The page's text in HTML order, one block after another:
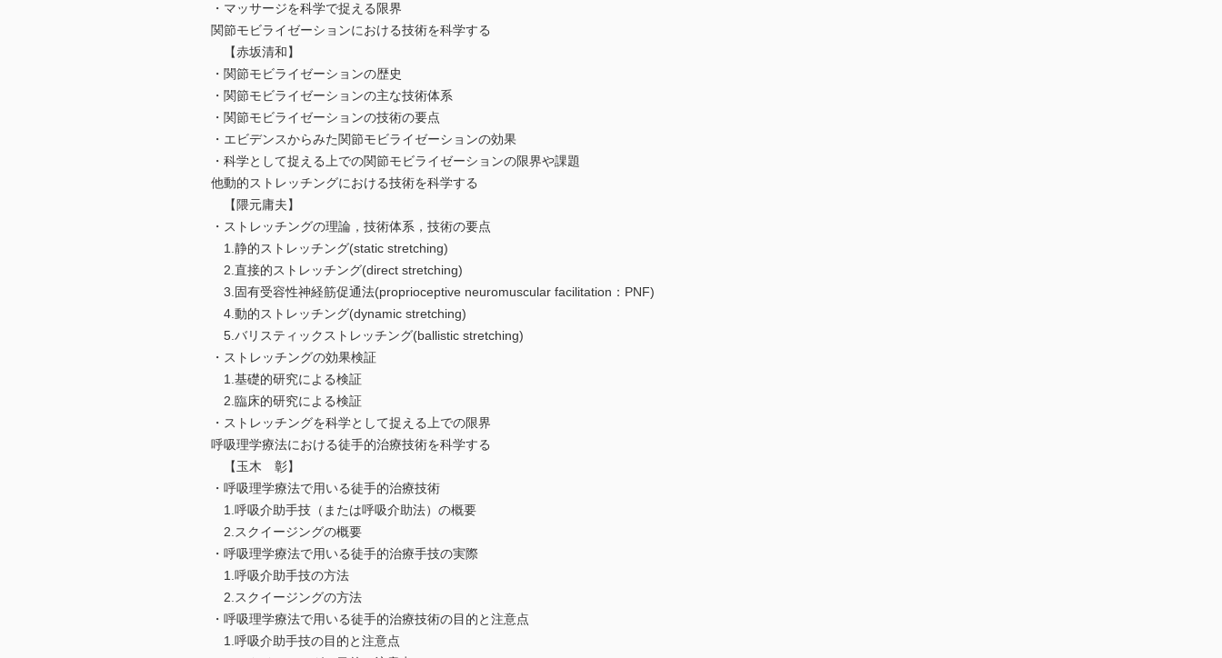
・マッサージを科学で捉える限界
関節モビライゼーションにおける技術を科学する
【赤坂清和】
・関節モビライゼーションの歴史
・関節モビライゼーションの主な技術体系
・関節モビライゼーションの技術の要点
・エビデンスからみた関節モビライゼーションの効果
・科学として捉える上での関節モビライゼーションの限界や課題
他動的ストレッチングにおける技術を科学する
【隈元庸夫】
・ストレッチングの理論，技術体系，技術の要点
1.静的ストレッチング(static stretching)
2.直接的ストレッチング(direct stretching)
3.固有受容性神経筋促通法(proprioceptive neuromuscular facilitation：PNF)
4.動的ストレッチング(dynamic stretching)
5.バリスティックストレッチング(ballistic stretching)
・ストレッチングの効果検証
1.基礎的研究による検証
2.臨床的研究による検証
・ストレッチングを科学として捉える上での限界
呼吸理学療法における徒手的治療技術を科学する
【玉木 彰】
・呼吸理学療法で用いる徒手的治療技術
1.呼吸介助手技（または呼吸介助法）の概要
2.スクイージングの概要
・呼吸理学療法で用いる徒手的治療手技の実際
1.呼吸介助手技の方法
2.スクイージングの方法
・呼吸理学療法で用いる徒手的治療技術の目的と注意点
1.呼吸介助手技の目的と注意点